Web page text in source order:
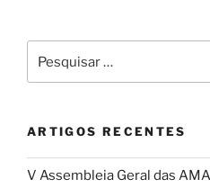
por:
ARTIGOS RECENTES
V Assembleia Geral das